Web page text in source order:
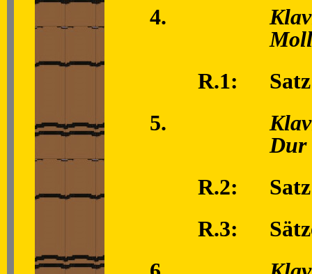
4.
R.1:
5.
Dur
R.2:
R.3: